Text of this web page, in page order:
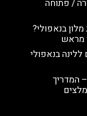
/ פתוחה
בנאפולי?
מראש
בנאפולי
המדריך